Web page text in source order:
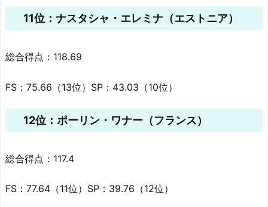
11位：ナスタシャ・エレミナ（エストニア）
総合得点：118.69
FS：75.66（13位）SP：43.03（10位）
12位：ポーリン・ワナー（フランス）
総合得点：117.4
FS：77.64（11位）SP：39.76（12位）